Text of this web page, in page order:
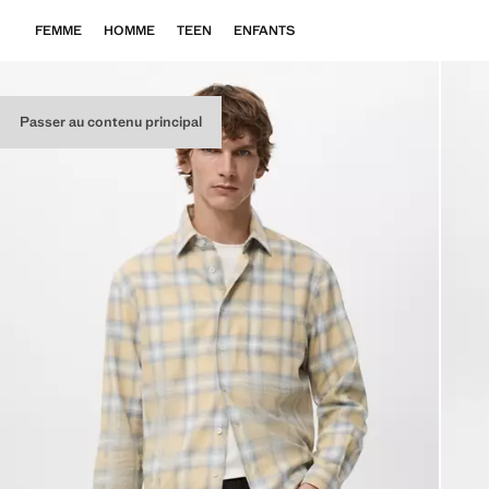
Passer au contenu principal
FEMME HOMME TEEN ENFANTS